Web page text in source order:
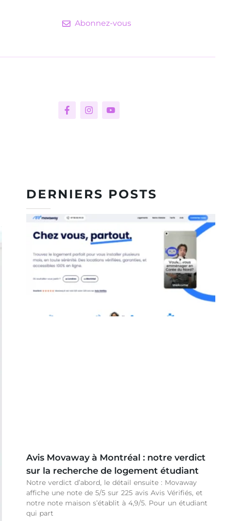
Abonnez-vous
DERNIERS POSTS
Avis Movaway à Montréal : notre verdict
sur la recherche de logement étudiant
Notre verdict d’abord, le détail ensuite : Movaway
affiche une note de 5/5 sur 225 avis Avis Vérifiés, et
notre note maison s’établit à 4,9/5. Pour un étudiant
qui part